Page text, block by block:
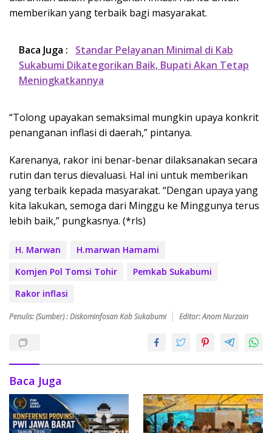
memberikan yang terbaik bagi masyarakat.
Baca Juga :
Standar Pelayanan Minimal di Kab
Sukabumi Dikategorikan Baik, Bupati Akan Tetap
Meningkatkannya
“Tolong upayakan semaksimal mungkin upaya konkrit
penanganan inflasi di daerah,” pintanya.
Karenanya, rakor ini benar-benar dilaksanakan secara
rutin dan terus dievaluasi. Hal ini untuk memberikan
yang terbaik kepada masyarakat. “Dengan upaya yang
kita lakukan, semoga dari Minggu ke Minggunya terus
lebih baik,” pungkasnya. (*rls)
H. Marwan
H.marwan Hamami
Komjen Pol Tomsi Tohir
Pemkab Sukabumi
Rakor inflasi
Penulis: (Sumber) : Diskominfosan Kab Sukabumi Editor: Anom Nurzain
Baca Juga